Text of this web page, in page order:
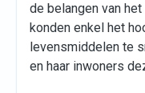
de belangen van
konden enkel het
levensmiddelen te
en haar inwoners